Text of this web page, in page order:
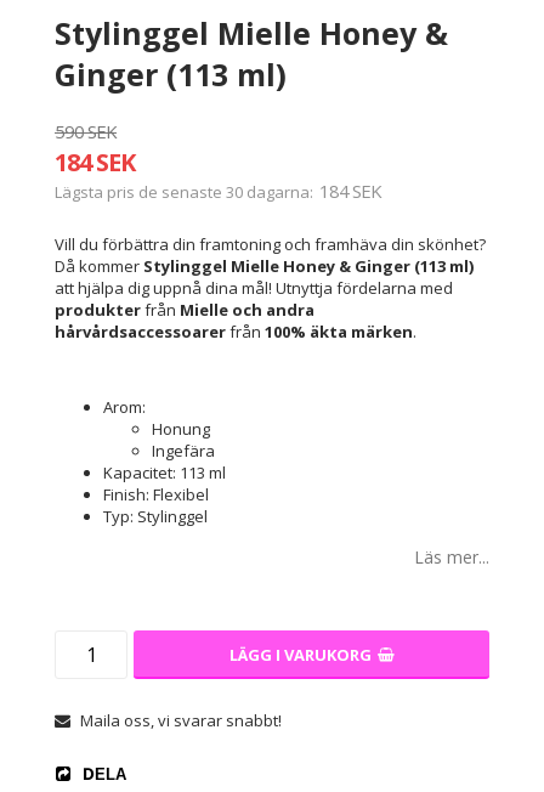
Stylinggel Mielle Honey &
Ginger (113 ml)
590 SEK
184 SEK
Lägsta pris de senaste 30 dagarna 184 SEK
Vill du förbättra din framtoning och framhäva din skönhet?
Då kommer Stylinggel Mielle Honey & Ginger (113 ml)
att hjälpa dig uppnå dina mål! Utnyttja fördelarna med
produkterfrån Mielle och andra
hårvårdsaccessoarerfrån 100% äkta märken.
Arom:
Honung
Ingefära
Kapacitet: 113 ml
Finish: Flexibel
Typ: Stylinggel
Läs mer...
LÄGG I VARUKORG
Maila oss, vi svarar snabbt!
DELA